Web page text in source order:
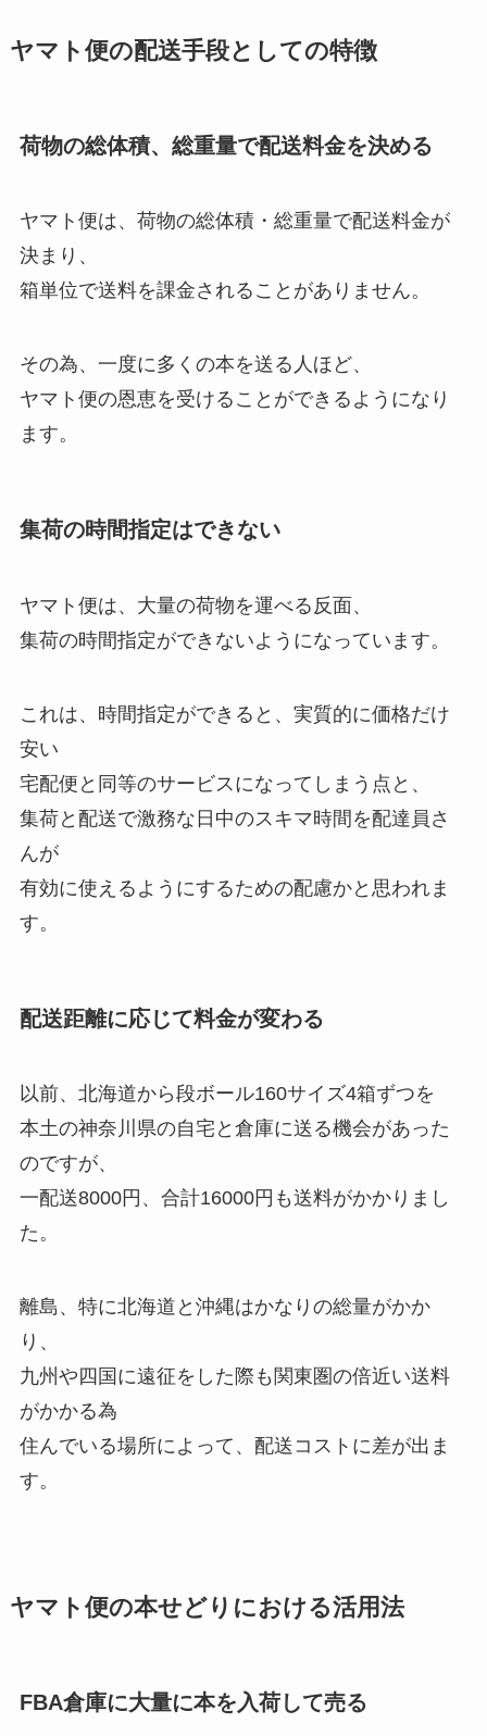
ヤマト便の配送手段としての特徴
荷物の総体積、総重量で配送料金を決める
ヤマト便は、荷物の総体積・総重量で配送料金が
決まり、
箱単位で送料を課金されることがありません。
その為、一度に多くの本を送る人ほど、
ヤマト便の恩恵を受けることができるようになり
ます。
集荷の時間指定はできない
ヤマト便は、大量の荷物を運べる反面、
集荷の時間指定ができないようになっています。
これは、時間指定ができると、実質的に価格だけ
安い
宅配便と同等のサービスになってしまう点と、
集荷と配送で激務な日中のスキマ時間を配達員さ
んが
有効に使えるようにするための配慮かと思われま
す。
配送距離に応じて料金が変わる
以前、北海道から段ボール160サイズ4箱ずつを
本土の神奈川県の自宅と倉庫に送る機会があった
のですが、
一配送8000円、合計16000円も送料がかかりまし
た。
離島、特に北海道と沖縄はかなりの総量がかか
り、
九州や四国に遠征をした際も関東圏の倍近い送料
がかかる為
住んでいる場所によって、配送コストに差が出ま
す。
ヤマト便の本せどりにおける活用法
FBA倉庫に大量に本を入荷して売る